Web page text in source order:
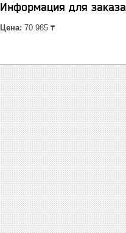
Информация для заказа
Цена: 70 985 ₸